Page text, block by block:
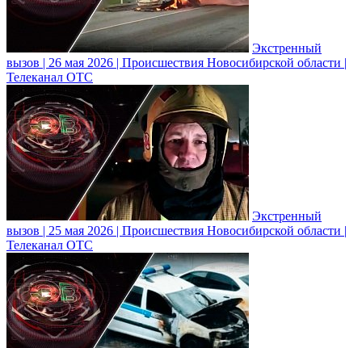
Экстренный
вызов | 26 мая 2026 | Происшествия Новосибирской области |
Телеканал ОТС
Экстренный
вызов | 25 мая 2026 | Происшествия Новосибирской области |
Телеканал ОТС